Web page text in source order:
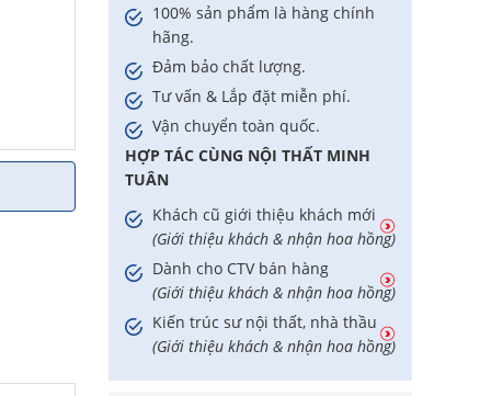
100% sản phẩm là hàng chính
hãng.
Đảm bảo chất lượng.
Tư vấn & Lắp đặt miễn phí.
Vận chuyển toàn quốc.
HỢP TÁC CÙNG NỘI THẤT MINH
TUÂN
Khách cũ giới thiệu khách mới
(Giới thiệu khách & nhận hoa hồng)
Dành cho CTV bán hàng
(Giới thiệu khách & nhận hoa hồng)
Kiến trúc sư nội thất, nhà thầu
(Giới thiệu khách & nhận hoa hồng)